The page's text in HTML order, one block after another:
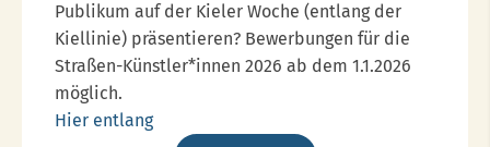
Publikum auf der Kieler Woche (entlang der
Kiellinie) präsentieren? Bewerbungen für die
Straßen-Künstler*innen 2026 ab dem 1.1.2026
möglich.
Hier entlang